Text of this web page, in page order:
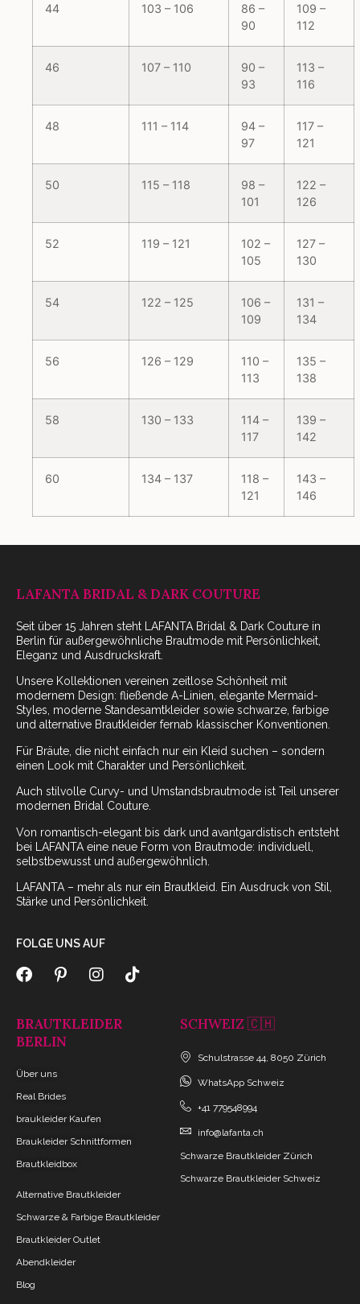
44 103 – 106
86 –
90
109 –
112
46 107 – 110
90 –
93
113 –
116
48 111 – 114
94 –
97
117 –
121
50 115 – 118
98 –
101
122 –
126
52 119 – 121
102 –
105
127 –
130
54 122 – 125
106 –
109
131 –
134
56 126 – 129
110 –
113
135 –
138
58 130 – 133
114 –
117
139 –
142
60 134 – 137
118 –
121
143 –
146
LAFANTA BRIDAL & DARK COUTURE
Seit über 15 Jahren steht LAFANTA Bridal & Dark Couture in
Berlin für außergewöhnliche Brautmode mit Persönlichkeit,
Eleganz und Ausdruckskraft.
Unsere Kollektionen vereinen zeitlose Schönheit mit
modernem Design: fließende A-Linien, elegante Mermaid-
Styles, moderne Standesamtkleider sowie schwarze, farbige
und alternative Brautkleider fernab klassischer Konventionen.
Für Bräute, die nicht einfach nur ein Kleid suchen – sondern
einen Look mit Charakter und Persönlichkeit.
Auch stilvolle Curvy- und Umstandsbrautmode ist Teil unserer
modernen Bridal Couture.
Von romantisch-elegant bis dark und avantgardistisch entsteht
bei LAFANTA eine neue Form von Brautmode: individuell,
selbstbewusst und außergewöhnlich.
LAFANTA – mehr als nur ein Brautkleid. Ein Ausdruck von Stil,
Stärke und Persönlichkeit.
FOLGE UNS AUF
BRAUTKLEIDER
BERLIN
Über uns
Real Brides
braukleider Kaufen
Braukleider Schnittformen
Brautkleidbox
Alternative Brautkleider
Schwarze & Farbige Brautkleider
Brautkleider Outlet
Abendkleider
Blog
SCHWEIZ 🇨🇭
Schulstrasse 44, 8050 Zürich
WhatsApp Schweiz
+41 779548994
info@lafanta.ch
Schwarze Brautkleider Zürich
Schwarze Brautkleider Schweiz